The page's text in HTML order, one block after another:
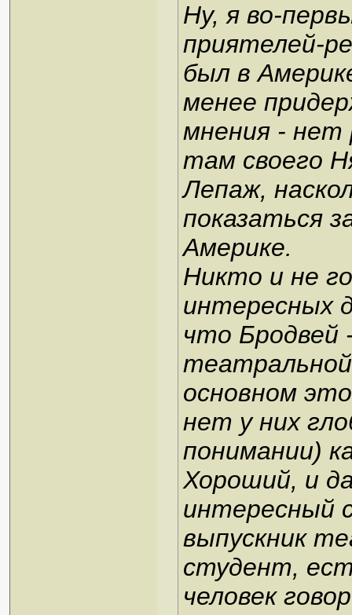
Ну, я во-
приятелей-
был в
менее
мнения - нет
там своего
Лепаж,
показаться
Америке.
Никто и не
интересных
что Бродвей
основном
нет у них
понимании)
Хороший, и
интересный
выпускник
студент,
человек